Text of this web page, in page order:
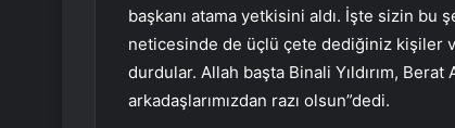
başkanı atama yetkisini aldı. İşte sizin bu
neticesinde de üçlü çete dediğiniz kişiler ve
durdular. Allah başta Binali Yıldırım,
arkadaşlarımızdan razı olsun”dedi.